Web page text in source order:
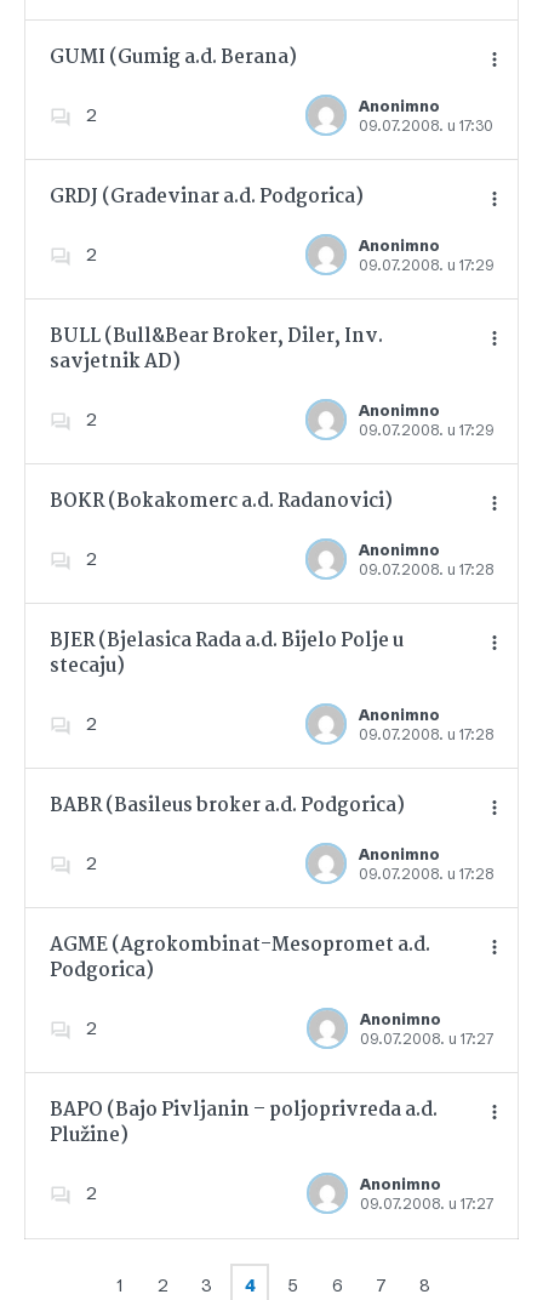
GUMI (Gumig a.d. Berana)
2
Anonimno
09.07.2008. u 17:30
Dodajte u favorite
GRDJ (Gradevinar a.d. Podgorica)
2
Anonimno
09.07.2008. u 17:29
Dodajte u favorite
BULL (Bull&Bear Broker, Diler, Inv.
savjetnik AD)
2
Anonimno
09.07.2008. u 17:29
Dodajte u favorite
BOKR (Bokakomerc a.d. Radanovici)
2
Anonimno
09.07.2008. u 17:28
Dodajte u favorite
BJER (Bjelasica Rada a.d. Bijelo Polje u
stecaju)
2
Anonimno
09.07.2008. u 17:28
Dodajte u favorite
BABR (Basileus broker a.d. Podgorica)
2
Anonimno
09.07.2008. u 17:28
Dodajte u favorite
AGME (Agrokombinat-Mesopromet a.d.
Podgorica)
2
Anonimno
09.07.2008. u 17:27
Dodajte u favorite
BAPO (Bajo Pivljanin – poljoprivreda a.d.
Plužine)
2
Anonimno
09.07.2008. u 17:27
Dodajte u favorite
1 2 3 4 5 6 7 8